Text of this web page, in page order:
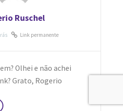
Ruschel
Link permanente
Olhei e não achei
Grato, Rogerio